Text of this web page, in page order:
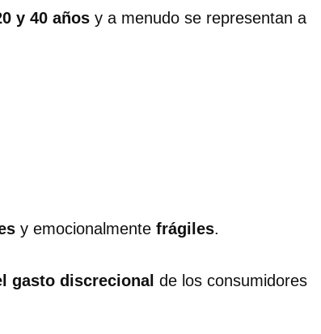
y 40 años y a menudo se representan a
y emocionalmente frágiles.
gasto discrecional de los consumidores